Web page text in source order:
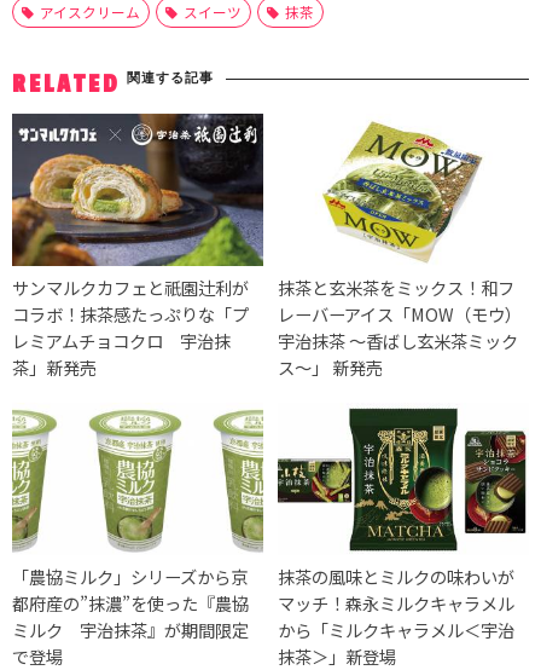
アイスクリーム スイーツ 抹茶
RELATED 関連する記事
サンマルクカフェと祇園辻利が
コラボ！抹茶感たっぷりな「プ
レミアムチョコクロ 宇治抹
茶」新発売
抹茶と玄米茶をミックス！和フ
レーバーアイス「MOW（モウ）
宇治抹茶 ～香ばし玄米茶ミック
ス～」 新発売
「農協ミルク」シリーズから京
都府産の”抹濃”を使った『農協
ミルク 宇治抹茶』が期間限定
で登場
抹茶の風味とミルクの味わいが
マッチ！森永ミルクキャラメル
から「ミルクキャラメル＜宇治
抹茶＞」新登場